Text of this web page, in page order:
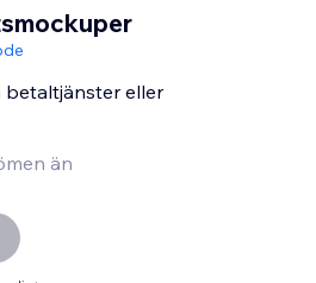
betaltjänster eller
än